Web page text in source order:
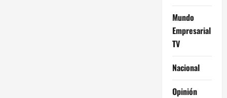
Mundo
Empresarial
TV
Nacional
Opinión